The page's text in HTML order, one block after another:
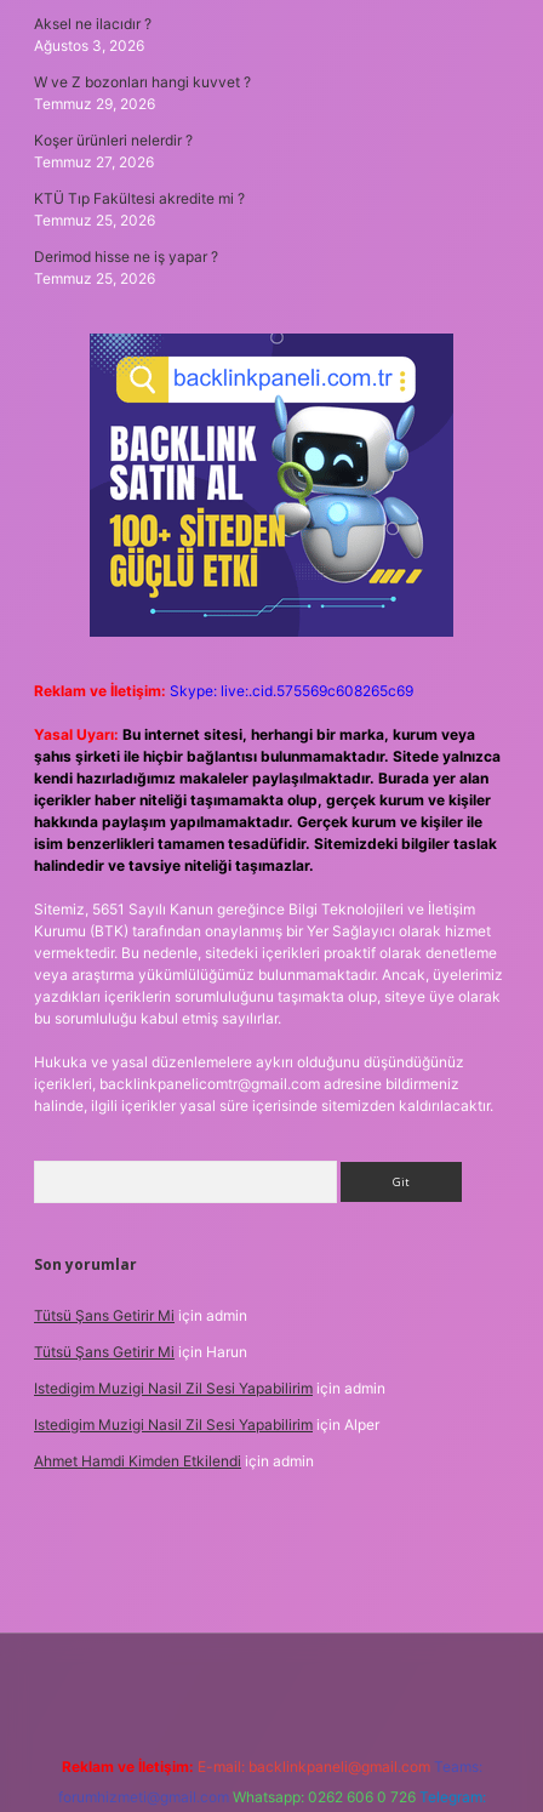
Aksel ne ilacıdır ?
Ağustos 3, 2026
W ve Z bozonları hangi kuvvet ?
Temmuz 29, 2026
Koşer ürünleri nelerdir ?
Temmuz 27, 2026
KTÜ Tıp Fakültesi akredite mi ?
Temmuz 25, 2026
Derimod hisse ne iş yapar ?
Temmuz 25, 2026
Reklam ve İletişim: Skype: live:.cid.575569c608265c69
Yasal Uyarı: Bu internet sitesi, herhangi bir marka, kurum veya
şahıs şirketi ile hiçbir bağlantısı bulunmamaktadır. Sitede yalnızca
kendi hazırladığımız makaleler paylaşılmaktadır. Burada yer alan
içerikler haber niteliği taşımamakta olup, gerçek kurum ve kişiler
hakkında paylaşım yapılmamaktadır. Gerçek kurum ve kişiler ile
isim benzerlikleri tamamen tesadüfidir. Sitemizdeki bilgiler taslak
halindedir ve tavsiye niteliği taşımazlar.
Sitemiz, 5651 Sayılı Kanun gereğince Bilgi Teknolojileri ve İletişim
Kurumu (BTK) tarafından onaylanmış bir Yer Sağlayıcı olarak hizmet
vermektedir. Bu nedenle, sitedeki içerikleri proaktif olarak denetleme
veya araştırma yükümlülüğümüz bulunmamaktadır. Ancak, üyelerimiz
yazdıkları içeriklerin sorumluluğunu taşımakta olup, siteye üye olarak
bu sorumluluğu kabul etmiş sayılırlar.
Hukuka ve yasal düzenlemelere aykırı olduğunu düşündüğünüz
içerikleri, backlinkpanelicomtr@gmail.com adresine bildirmeniz
halinde, ilgili içerikler yasal süre içerisinde sitemizden kaldırılacaktır.
Son yorumlar
Tütsü Şans Getirir Mi için admin
Tütsü Şans Getirir Mi için Harun
Istedigim Muzigi Nasil Zil Sesi Yapabilirim için admin
Istedigim Muzigi Nasil Zil Sesi Yapabilirim için Alper
Ahmet Hamdi Kimden Etkilendi için admin
Reklam ve İletişim: E-mail: backlinkpaneli@gmail.com Teams:
forumhizmeti@gmail.com Whatsapp: 0262 606 0 726 Telegram: